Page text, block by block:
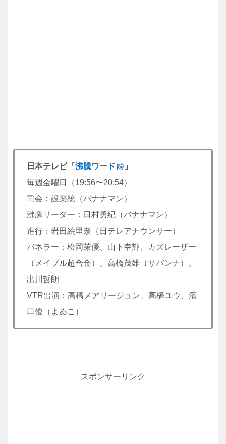
日本テレビ「 沸騰ワード
」
毎週金曜日（19:56〜20:54）
司会：設楽統（バナナマン）
沸騰リーダー：日村勇紀（バナナマン）
進行：岩田絵里奈（日テレアナウンサー）
パネラー：松岡茉優、山下幸輝、カズレーザー
（メイプル超合金）、高橋茂雄（サバンナ）、
出川哲朗
VTR出演：高橋メアリージュン、高橋ユウ、濱
口優（よゐこ）
スポンサーリンク